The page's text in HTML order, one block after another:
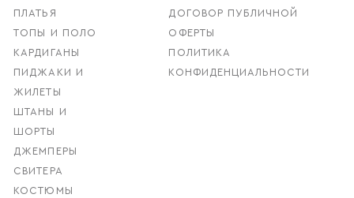
ПЛАТЬЯ
ТОПЫ И ПОЛО
КАРДИГАНЫ
ПИДЖАКИ И
ЖИЛЕТЫ
ШТАНЫ И
ШОРТЫ
ДЖЕМПЕРЫ
СВИТЕРА
КОСТЮМЫ
ДОГОВОР ПУБЛИЧНОЙ
ОФЕРТЫ
ПОЛИТИКА
КОНФИДЕНЦИАЛЬНОСТИ